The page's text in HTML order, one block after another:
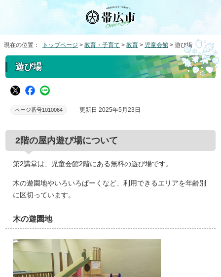
現在の位置： トップページ > 教育・子育て > 教育 > 児童会館 > 遊び場
遊び場
ページ番号1010064 更新日 2025年5月23日
2階の屋内遊び場について
第2講堂は、児童会館2階にある無料の遊び場です。
木の遊園地やいろいろぱーくなど、利用できるエリアを年齢別
に区切っています。
木の遊園地